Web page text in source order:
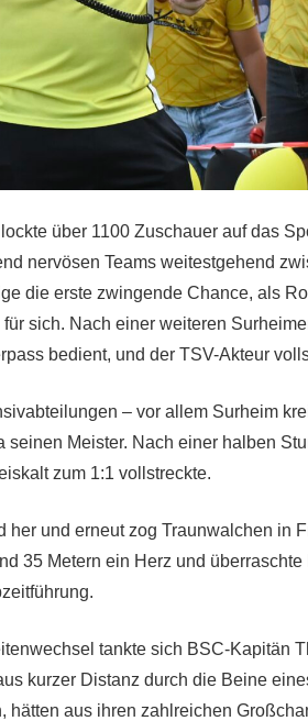
über 1100 Zuschauer auf das
nervösen Teams weitestgehend
die erste zwingende Chance, als
sich. Nach einer weiteren
bedient, und der TSV-Akteur
– vor allem Surheim
seinen Meister. Nach einer halben
zum 1:1 vollstreckte.
her und erneut zog Traunwalchen in
35 Metern ein Herz und
tankte sich BSC-Kapitän
kurzer Distanz durch die Beine
hätten aus ihren zahlreichen